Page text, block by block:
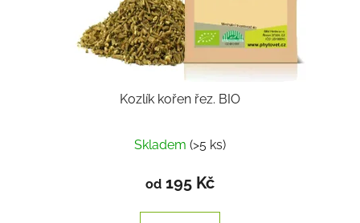
Kozlík kořen řez. BIO
Skladem (>5 ks)
od 195 Kč